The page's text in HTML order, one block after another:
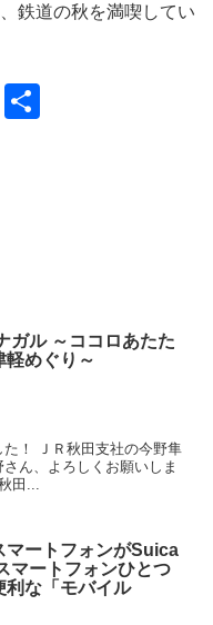
鉄道の秋を満喫してい
Pi
ガル ～ココロあたた
軽めぐり～
！ ＪＲ秋田支社の今野隼
ん、よろしくお願いしま
田...
マートフォンがSuica
マートフォンひとつ
利な「モバイル